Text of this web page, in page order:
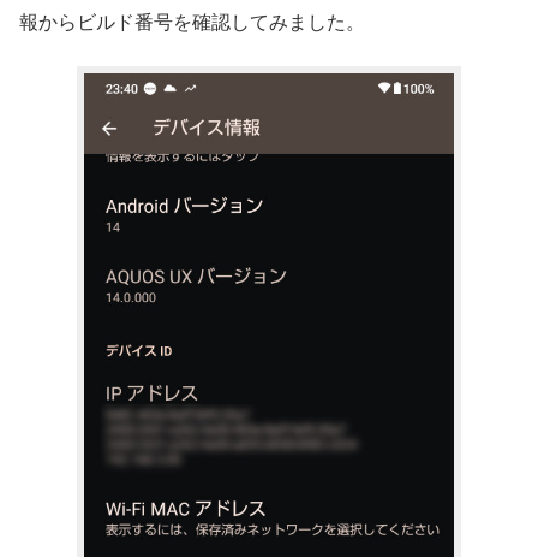
報からビルド番号を確認してみました。